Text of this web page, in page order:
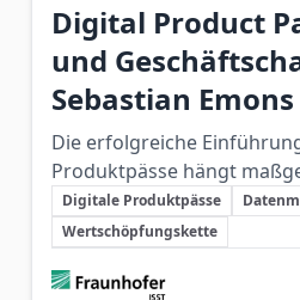
Digital Product
und
Sebastian Emons
Die erfolgreiche
Produktpässe hängt
strukturierten Erfassung
Management verlässlicher
entlang der gesamten
ab.
Schlüsselthemen
Digitale Produktpässe
Wertschöpfungskette
Beteiligte Unternehmen